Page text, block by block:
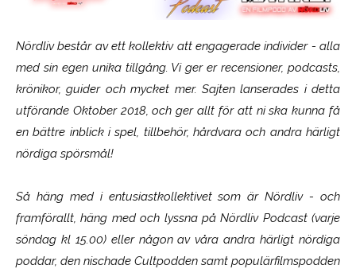
Nördliv består av ett kollektiv att engagerade individer - alla
med sin egen unika tillgång. Vi ger er recensioner, podcasts,
krönikor, guider och mycket mer. Sajten lanserades i detta
utförande Oktober 2018, och ger allt för att ni ska kunna få
en bättre inblick i spel, tillbehör, hårdvara och andra härligt
nördiga spörsmål!
Så häng med i entusiastkollektivet som ärNördliv- och
framförallt, häng med och lyssna på Nördliv Podcast (varje
söndag kl 15.00) eller någon av våra andra härligt nördiga
poddar, den nischade Cultpodden samt populärfilmspodden